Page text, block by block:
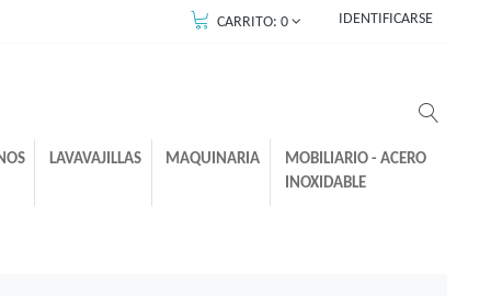
CARRITO:0 IDENTIFICARSE
LAVAVAJILLAS MAQUINARIA
MOBILIARIO - ACERO
INOXIDABLE